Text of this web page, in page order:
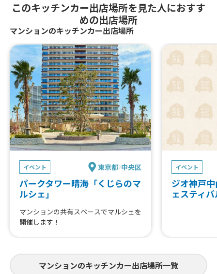
このキッチンカー出店場所を見た人におすす
めの出店場所
マンションのキッチンカー出店場所
イベント 東京都 中央区
パークタワー晴海「くじらのマ
ルシェ」
マンションの共有スペースでマルシェを
開催します！
イベント
ジオ神戸
ェスティ
マンションのキッチンカー出店場所一覧